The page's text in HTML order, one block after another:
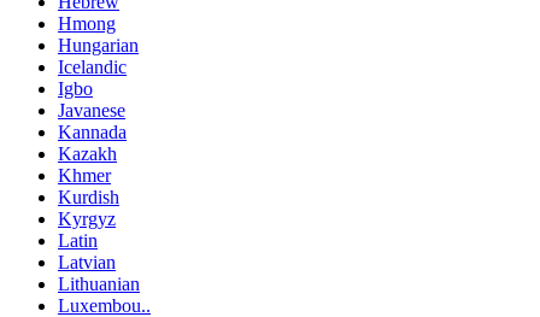
Hmong
Hungarian
Icelandic
Igbo
Javanese
Kannada
Kazakh
Khmer
Kurdish
Kyrgyz
Latin
Latvian
Lithuanian
Luxembou..